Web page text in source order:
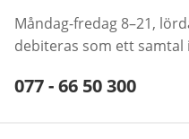
Måndag-fredag 8–21,
debiteras som ett samtal
Telefonnummer:
077 - 66 50 300